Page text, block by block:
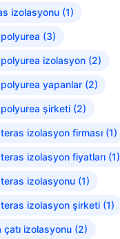
izolasyonu (1)
(3)
izolasyon (2)
yapanlar (2)
şirketi (2)
izolasyon firması (1)
izolasyon fiyatları (1)
teras izolasyonu (1)
teras izolasyon şirketi (1)
çatı izolasyonu (2)